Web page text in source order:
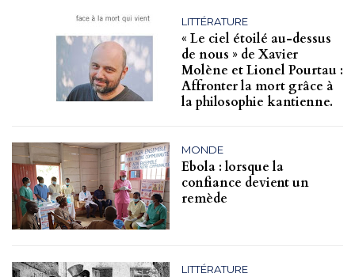
LITTÉRATURE
« Le ciel étoilé au-dessus
de nous » de Xavier
Molène et Lionel Pourtau :
Affronter la mort grâce à
la philosophie kantienne.
MONDE
Ebola : lorsque la
confiance devient un
remède
LITTÉRATURE